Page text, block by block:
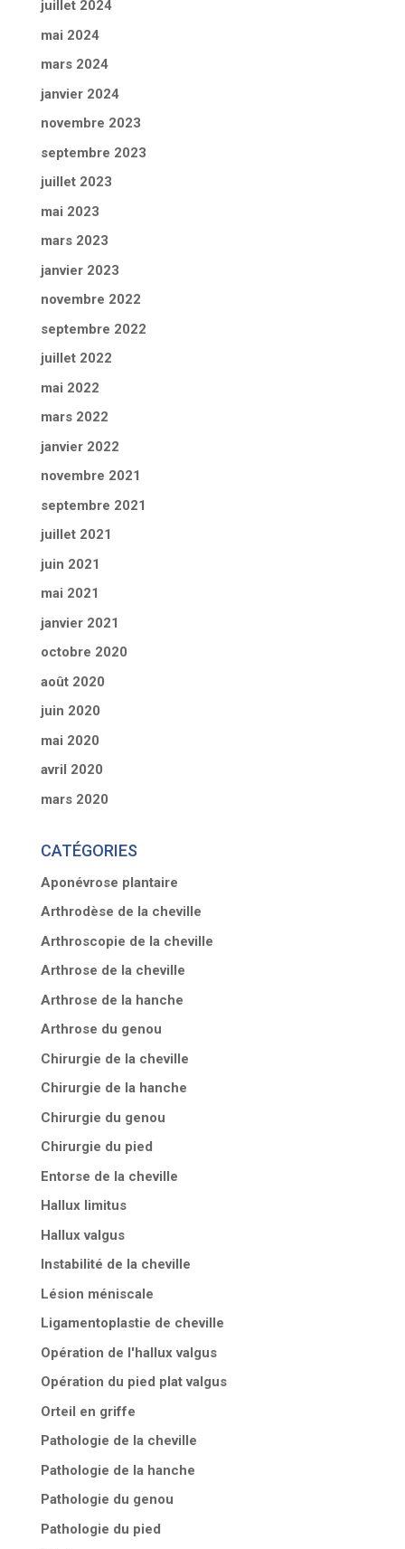
juillet 2024
mai 2024
mars 2024
janvier 2024
novembre 2023
septembre 2023
juillet 2023
mai 2023
mars 2023
janvier 2023
novembre 2022
septembre 2022
juillet 2022
mai 2022
mars 2022
janvier 2022
novembre 2021
septembre 2021
juillet 2021
juin 2021
mai 2021
janvier 2021
octobre 2020
août 2020
juin 2020
mai 2020
avril 2020
mars 2020
CATÉGORIES
Aponévrose plantaire
Arthrodèse de la cheville
Arthroscopie de la cheville
Arthrose de la cheville
Arthrose de la hanche
Arthrose du genou
Chirurgie de la cheville
Chirurgie de la hanche
Chirurgie du genou
Chirurgie du pied
Entorse de la cheville
Hallux limitus
Hallux valgus
Instabilité de la cheville
Lésion méniscale
Ligamentoplastie de cheville
Opération de l'hallux valgus
Opération du pied plat valgus
Orteil en griffe
Pathologie de la cheville
Pathologie de la hanche
Pathologie du genou
Pathologie du pied